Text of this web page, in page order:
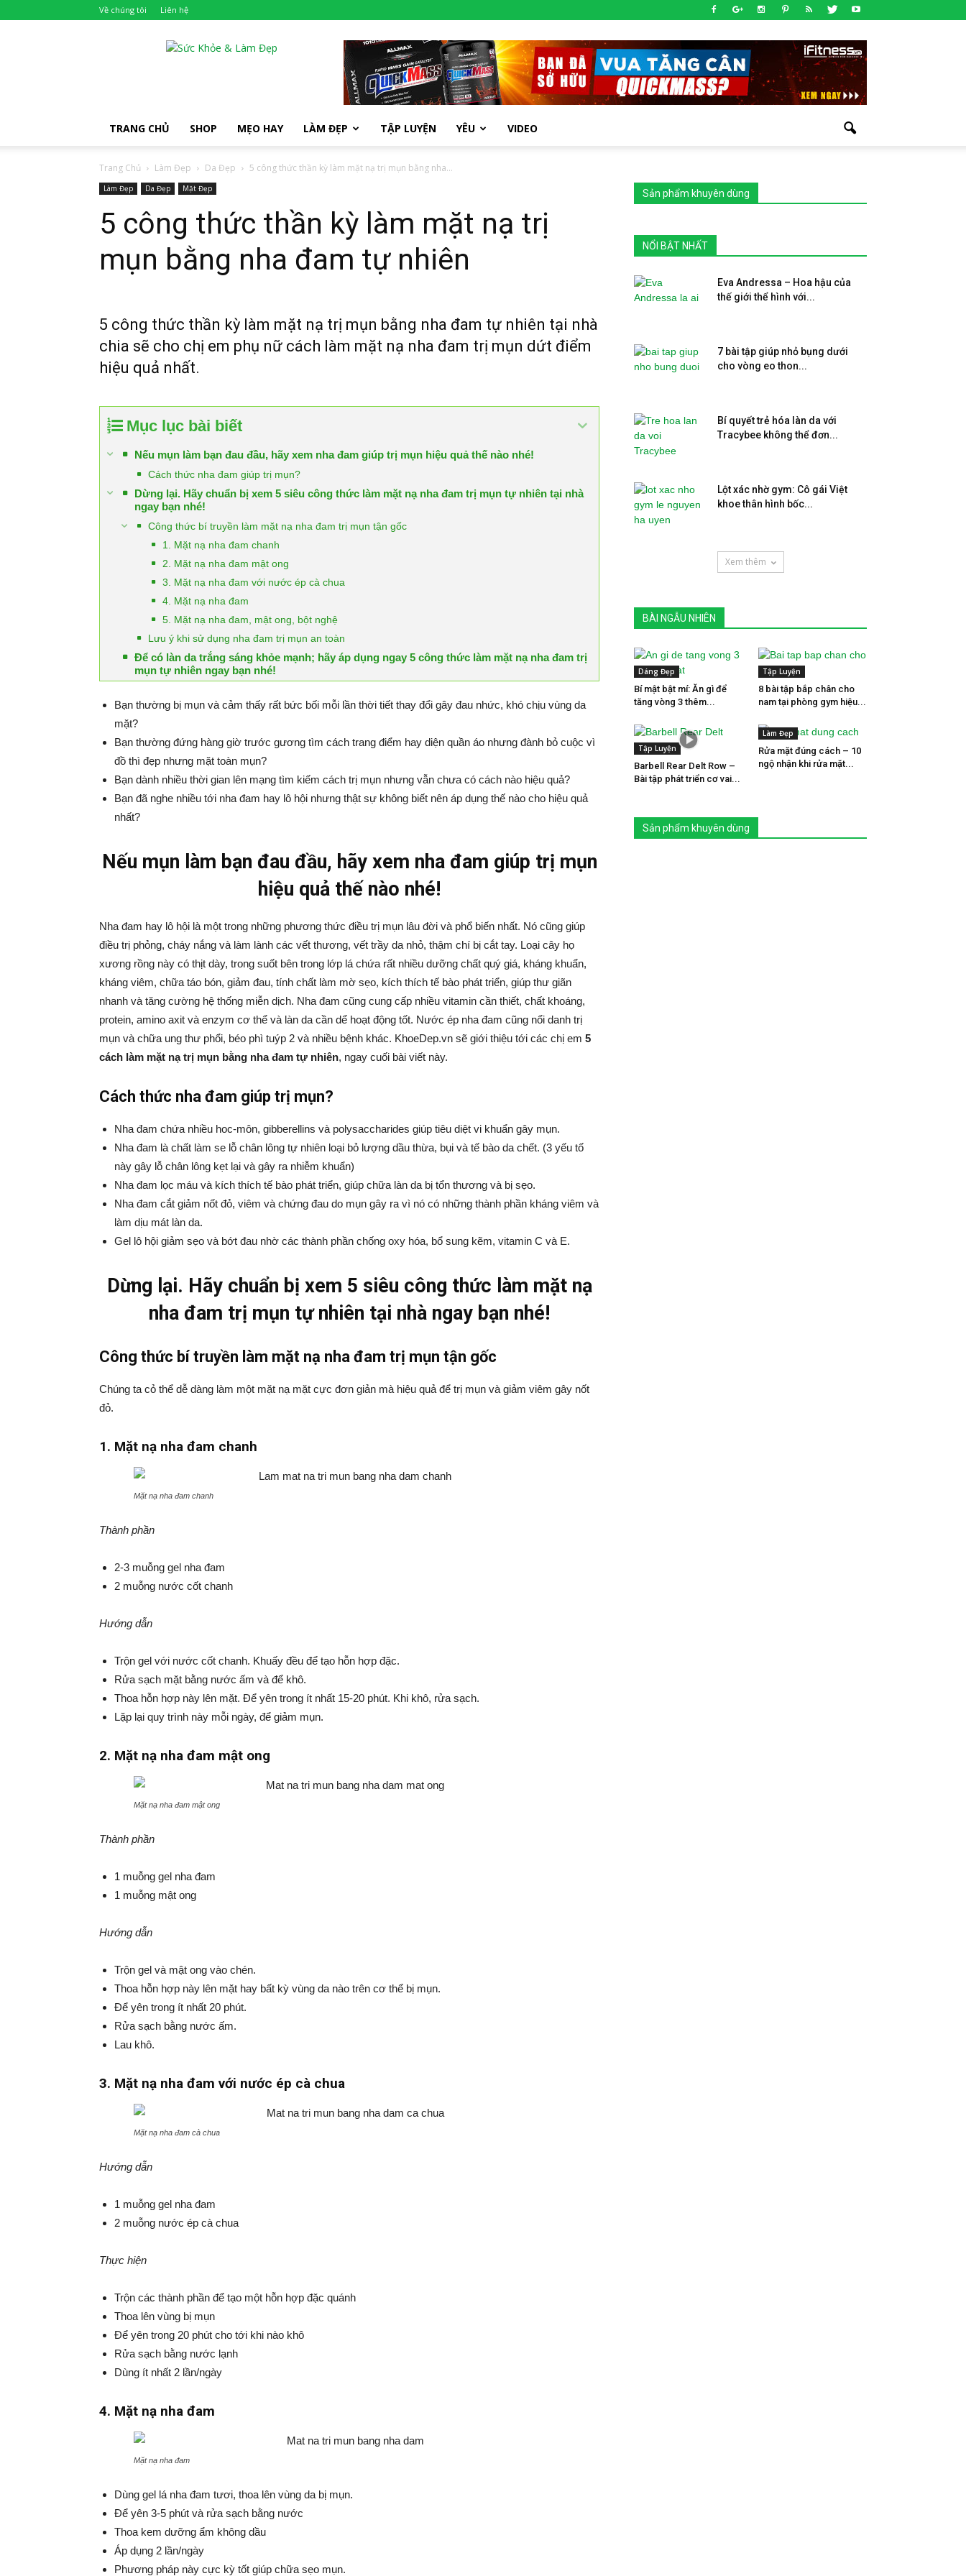
Về chúng tôi Liên hệ
TRANG CHỦ SHOP MẸO HAY LÀM ĐẸP TẬP LUYỆN YÊU VIDEO
Trang Chủ Làm Đẹp Da Đẹp 5 công thức thần kỳ làm mặt nạ trị mụn bằng nha...
Làm Đẹp Da Đẹp Mặt Đẹp
5 công thức thần kỳ làm mặt nạ trị
mụn bằng nha đam tự nhiên
5 công thức thần kỳ làm mặt nạ trị mụn bằng nha đam tự nhiên tại nhà
chia sẽ cho chị em phụ nữ cách làm mặt nạ nha đam trị mụn dứt điểm
hiệu quả nhất.
Mục lục bài biết
Nếu mụn làm bạn đau đầu, hãy xem nha đam giúp trị mụn hiệu quả thế nào nhé!
Cách thức nha đam giúp trị mụn?
Dừng lại. Hãy chuẩn bị xem 5 siêu công thức làm mặt nạ nha đam trị mụn tự nhiên tại nhà
ngay bạn nhé!
Công thức bí truyền làm mặt nạ nha đam trị mụn tận gốc
1. Mặt nạ nha đam chanh
2. Mặt nạ nha đam mật ong
3. Mặt nạ nha đam với nước ép cà chua
4. Mặt nạ nha đam
5. Mặt nạ nha đam, mật ong, bột nghệ
Lưu ý khi sử dụng nha đam trị mụn an toàn
Để có làn da trắng sáng khỏe mạnh; hãy áp dụng ngay 5 công thức làm mặt nạ nha đam trị
mụn tự nhiên ngay bạn nhé!
Bạn thường bị mụn và cảm thấy rất bức bối mỗi lần thời tiết thay đổi gây đau nhức, khó chịu vùng da
mặt?
Bạn thường đứng hàng giờ trước gương tìm cách trang điểm hay diện quần áo nhưng đành bỏ cuộc vì
đồ thì đẹp nhưng mặt toàn mụn?
Bạn dành nhiều thời gian lên mạng tìm kiếm cách trị mụn nhưng vẫn chưa có cách nào hiệu quả?
Bạn đã nghe nhiều tới nha đam hay lô hội nhưng thật sự không biết nên áp dụng thế nào cho hiệu quả
nhất?
Nếu mụn làm bạn đau đầu, hãy xem nha đam giúp trị mụn
hiệu quả thế nào nhé!
Nha đam hay lô hội là một trong những phương thức điều trị mụn lâu đời và phổ biến nhất. Nó cũng giúp
điều trị phỏng, cháy nắng và làm lành các vết thương, vết trầy da nhỏ, thậm chí bị cắt tay. Loại cây họ
xương rồng này có thịt dày, trong suốt bên trong lớp lá chứa rất nhiều dưỡng chất quý giá, kháng khuẩn,
kháng viêm, chữa táo bón, giảm đau, tính chất làm mờ sẹo, kích thích tế bào phát triển, giúp thư giãn
nhanh và tăng cường hệ thống miễn dịch. Nha đam cũng cung cấp nhiều vitamin cần thiết, chất khoáng,
protein, amino axit và enzym cơ thể và làn da cần dể hoạt động tốt. Nước ép nha đam cũng nổi danh trị
mụn và chữa ung thư phổi, béo phì tuýp 2 và nhiều bệnh khác. KhoeDep.vn sẽ giới thiệu tới các chị em 5
cách làm mặt nạ trị mụn bằng nha đam tự nhiên, ngay cuối bài viết này.
Cách thức nha đam giúp trị mụn?
Nha đam chứa nhiều hoc-môn, gibberellins và polysaccharides giúp tiêu diệt vi khuẩn gây mụn.
Nha đam là chất làm se lỗ chân lông tự nhiên loại bỏ lượng dầu thừa, bụi và tế bào da chết. (3 yếu tố
này gây lỗ chân lông kẹt lại và gây ra nhiễm khuẩn)
Nha đam lọc máu và kích thích tế bào phát triển, giúp chữa làn da bị tổn thương và bị sẹo.
Nha đam cắt giảm nốt đỏ, viêm và chứng đau do mụn gây ra vì nó có những thành phần kháng viêm và
làm dịu mát làn da.
Gel lô hội giảm sẹo và bớt đau nhờ các thành phần chống oxy hóa, bổ sung kẽm, vitamin C và E.
Dừng lại. Hãy chuẩn bị xem 5 siêu công thức làm mặt nạ
nha đam trị mụn tự nhiên tại nhà ngay bạn nhé!
Công thức bí truyền làm mặt nạ nha đam trị mụn tận gốc
Chúng ta cỏ thể dễ dàng làm một mặt nạ mặt cực đơn giản mà hiệu quả để trị mụn và giảm viêm gây nốt
đỏ.
1. Mặt nạ nha đam chanh
Mặt nạ nha đam chanh
Thành phần
2-3 muỗng gel nha đam
2 muỗng nước cốt chanh
Hướng dẫn
Trộn gel với nước cốt chanh. Khuấy đều để tạo hỗn hợp đặc.
Rửa sạch mặt bằng nước ấm và để khô.
Thoa hỗn hợp này lên mặt. Để yên trong ít nhất 15-20 phút. Khi khô, rửa sạch.
Lặp lại quy trình này mỗi ngày, để giảm mụn.
2. Mặt nạ nha đam mật ong
Mặt nạ nha đam mật ong
Thành phần
1 muỗng gel nha đam
1 muỗng mật ong
Hướng dẫn
Trộn gel và mật ong vào chén.
Thoa hỗn hợp này lên mặt hay bất kỳ vùng da nào trên cơ thể bị mụn.
Để yên trong ít nhất 20 phút.
Rửa sạch bằng nước ấm.
Lau khô.
3. Mặt nạ nha đam với nước ép cà chua
Mặt nạ nha đam cà chua
Hướng dẫn
1 muỗng gel nha đam
2 muỗng nước ép cà chua
Thực hiện
Trộn các thành phần để tạo một hỗn hợp đặc quánh
Thoa lên vùng bị mụn
Để yên trong 20 phút cho tới khi nào khô
Rửa sạch bằng nước lạnh
Dùng ít nhất 2 lần/ngày
4. Mặt nạ nha đam
Mặt nạ nha đam
Dùng gel lá nha đam tươi, thoa lên vùng da bị mụn.
Để yên 3-5 phút và rửa sạch bằng nước
Thoa kem dưỡng ẩm không dầu
Áp dụng 2 lần/ngày
Phương pháp này cực kỳ tốt giúp chữa sẹo mụn.
Sản phẩm khuyên dùng
NỔI BẬT NHẤT
Eva Andressa – Hoa hậu của
thế giới thể hình với...
7 bài tập giúp nhỏ bụng dưới
cho vòng eo thon...
Bí quyết trẻ hóa làn da với
Tracybee không thể đơn...
Lột xác nhờ gym: Cô gái Việt
khoe thân hình bốc...
Xem thêm
BÀI NGẪU NHIÊN
Dáng Đẹp
Bí mật bật mí: Ăn gì để
tăng vòng 3 thêm...
Tập Luyện
8 bài tập bắp chân cho
nam tại phòng gym hiệu...
Tập Luyện
Barbell Rear Delt Row –
Bài tập phát triển cơ vai...
Làm Đẹp
Rửa mặt đúng cách – 10
ngộ nhận khi rửa mặt...
Sản phẩm khuyên dùng